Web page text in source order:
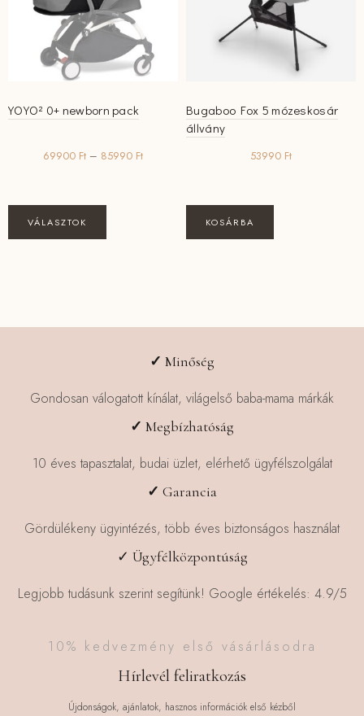
termékoldalon
választhatók
ki
termékoldalon
választhatók
YOYO² 0+ newborn pack
69900 Ft – 85990 FtÁrtartomány:
VÁLASZTOK
a
változatok
termékoldalon
választhatók
Bugaboo Fox 5 mózeskosár
állvány
53990 Ft
KOSÁRBA
✓ Minőség
Gondosan válogatott kínálat, világelső baba-mama márkák
✓ Megbízhatóság
10 éves tapasztalat, budai üzlet, elérhető ügyfélszolgálat
✓ Garancia
Gördülékeny ügyintézés, több éves biztonságos használat
✓ Ügyfélközpontúság
Legjobb tudásunk szerint segítünk! Google értékelés: 4.9/5
10% kedvezmény első vásárlásodra
Hírlevél feliratkozás
Újdonságok, ajánlatok, hasznos információk első kézből